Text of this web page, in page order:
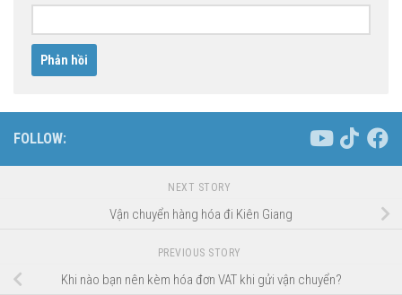
FOLLOW:
NEXT STORY
Vận chuyển hàng hóa đi Kiên Giang
PREVIOUS STORY
Khi nào bạn nên kèm hóa đơn VAT khi gửi vận chuyển?